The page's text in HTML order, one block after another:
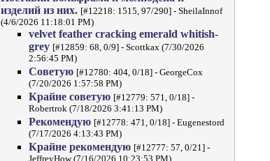
изделий из них. [#12218: 1515, 97/290] - SheilaInnof
(4/6/2026 11:18:01 PM)
velvet feather cracking emerald whitish-
grey [#12859: 68, 0/9] - Scottkax (7/30/2026
2:56:45 PM)
Советую [#12780: 404, 0/18] - GeorgeCox
(7/20/2026 1:57:58 PM)
Крайне советую [#12779: 571, 0/18] -
Robertrok (7/18/2026 3:41:13 PM)
Рекомендую [#12778: 471, 0/18] - Eugenestord
(7/17/2026 4:13:43 PM)
Крайне рекомендую [#12777: 57, 0/21] -